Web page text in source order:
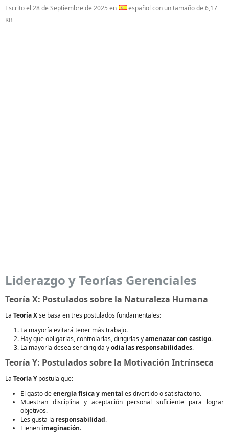
Escrito el 28 de Septiembre de 2025 en
español con un tamaño de 6,17
KB
Liderazgo y Teorías Gerenciales
Teoría X: Postulados sobre la Naturaleza Humana
La Teoría Xse basa en tres postulados fundamentales:
La mayoría evitará tener más trabajo.
Hay que obligarlas, controlarlas, dirigirlas yamenazar con castigo.
La mayoría desea ser dirigida yodia las responsabilidades.
Teoría Y: Postulados sobre la Motivación Intrínseca
La Teoría Ypostula que:
El gasto deenergía física y mental es divertido o satisfactorio.
Muestran disciplina y aceptación personal suficiente para lograr
objetivos.
Les gusta la responsabilidad.
Tienen imaginación.